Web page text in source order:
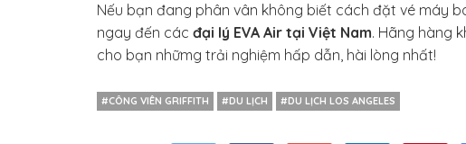
Nếu bạn đang phân vân không biết cách đặt vé máy
ngay đến các đại lý EVA Air tại Việt Nam. Hãng hàng
cho bạn nhữmg trải nghiệm hấp dẫn, hài lòng nhất!
#CÔNG VIÊN GRIFFITH #DU LỊCH #DU LỊCH LOS ANGELES